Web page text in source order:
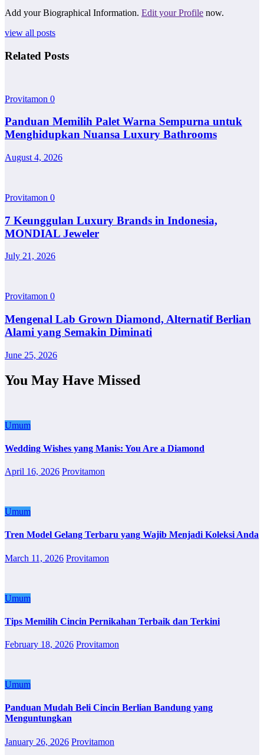
Add your Biographical Information. Edit your Profile now.
view all posts
Related Posts
Provitamon 0
Panduan Memilih Palet Warna Sempurna untuk
Menghidupkan Nuansa Luxury Bathrooms
August 4, 2026
Provitamon 0
7 Keunggulan Luxury Brands in Indonesia,
MONDIAL Jeweler
July 21, 2026
Provitamon 0
Mengenal Lab Grown Diamond, Alternatif Berlian
Alami yang Semakin Diminati
June 25, 2026
You May Have Missed
Umum
Wedding Wishes yang Manis: You Are a Diamond
April 16, 2026 Provitamon
Umum
Tren Model Gelang Terbaru yang Wajib Menjadi Koleksi Anda
March 11, 2026 Provitamon
Umum
Tips Memilih Cincin Pernikahan Terbaik dan Terkini
February 18, 2026 Provitamon
Umum
Panduan Mudah Beli Cincin Berlian Bandung yang
Menguntungkan
January 26, 2026 Provitamon